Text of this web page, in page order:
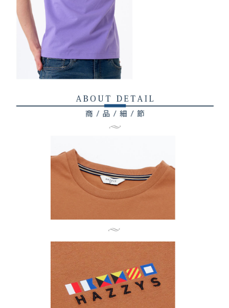
４．使用「AFTEE先享後付」時，將依據個別帳號之用戶狀況，依本公司即
時審查核予不同之上限額度；若仍有額度不足之情形，本公司將視審查結果
請求用戶進行身份認證。
５．嚴禁一人註冊多個帳號或使用他人資訊註冊。若發現惡意使用之情形，
恩沛科技股份有限公司將有權停止該用戶之使用額度並採取法律行動。
每筆NT$80，滿NT$2,000(含以上)免運費
離島宅配
每筆NT$280，滿NT$2,000(含以上)免運費